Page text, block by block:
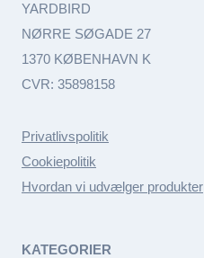
YARDBIRD
NØRRE SØGADE 27
1370 KØBENHAVN K
CVR: 35898158
Privatlivspolitik
Cookiepolitik
Hvordan vi udvælger produkter
KATEGORIER